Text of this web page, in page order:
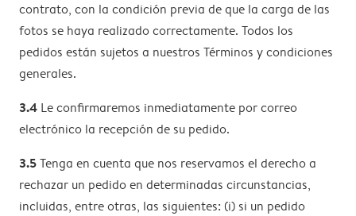
contrato, con la condición previa de que la carga de las
fotos se haya realizado correctamente. Todos los
pedidos están sujetos a nuestros Términos y condiciones
generales.
3.4 Le confirmaremos inmediatamente por correo
electrónico la recepción de su pedido.
3.5Tenga en cuenta que nos reservamos el derecho a
rechazar un pedido en determinadas circunstancias,
incluidas, entre otras, las siguientes: (i) si un pedido